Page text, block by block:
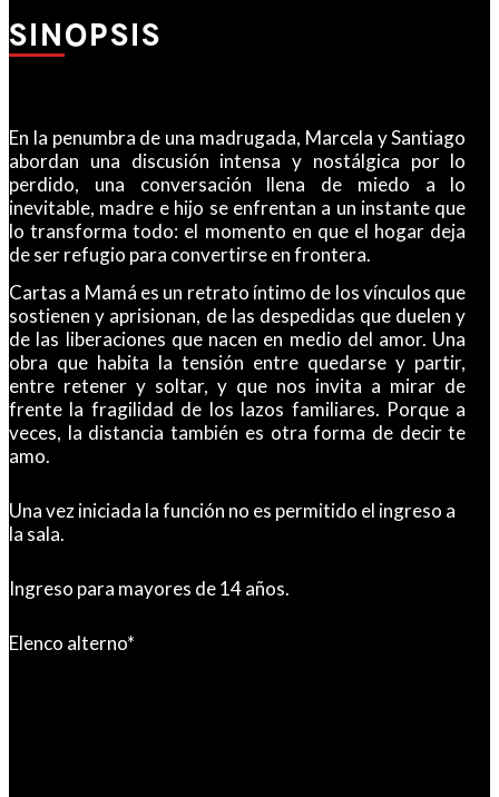
SINOPSIS
En la penumbra de una madrugada, Marcela y Santiago
abordan una discusión intensa y nostálgica por lo
perdido, una conversación llena de miedo a lo
inevitable, madre e hijo se enfrentan a un instante que
lo transforma todo: el momento en que el hogar deja
de ser refugio para convertirse en frontera.
Cartas a Mamá es un retrato íntimo de los vínculos que
sostienen y aprisionan, de las despedidas que duelen y
de las liberaciones que nacen en medio del amor. Una
obra que habita la tensión entre quedarse y partir,
entre retener y soltar, y que nos invita a mirar de
frente la fragilidad de los lazos familiares. Porque a
veces, la distancia también es otra forma de decir te
amo.
Una vez iniciada la función no es permitido el ingreso a
la sala.
Ingreso para mayores de 14 años.
Elenco alterno*